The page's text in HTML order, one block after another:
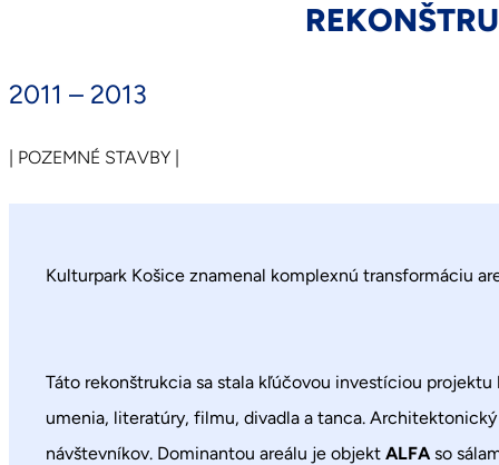
2011 – 2013
| POZEMNÉ STAVBY |
Kulturpark Košice znamenal komplexnú transformáciu
Táto rekonštrukcia sa stala kľúčovou investíciou projektu
umenia, literatúry, filmu, divadla a tanca.
návštevníkov. Dominantou areálu je objektALFA so